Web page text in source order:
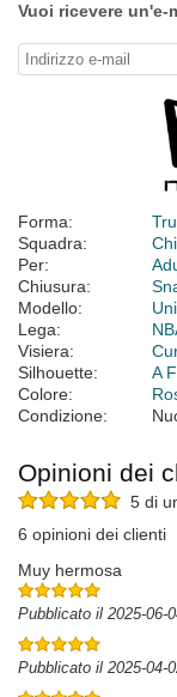
Vuoi ricevere
Forma:
Squadra:
Per:
Chiusura:
Modello:
Lega:
Visiera:
Silhouette:
A
Colore:
Condizione:
Opinioni dei
5 di
6 opinioni dei clienti
Muy hermosa
Pubblicato il 2025-06-
Pubblicato il 2025-04-